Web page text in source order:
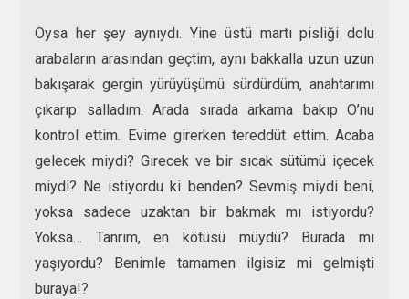
Oysa her şey aynıydı. Yine üstü martı pisliği dolu
arabaların arasından geçtim, aynı bakkalla uzun uzun
bakışarak gergin yürüyüşümü sürdürdüm, anahtarımı
çıkarıp salladım. Arada sırada arkama bakıp O’nu
kontrol ettim. Evime girerken tereddüt ettim. Acaba
gelecek miydi? Girecek ve bir sıcak sütümü içecek
miydi? Ne istiyordu ki benden? Sevmiş miydi beni,
yoksa sadece uzaktan bir bakmak mı istiyordu?
Yoksa… Tanrım, en kötüsü müydü? Burada mı
yaşıyordu? Benimle tamamen ilgisiz mi gelmişti
buraya!?